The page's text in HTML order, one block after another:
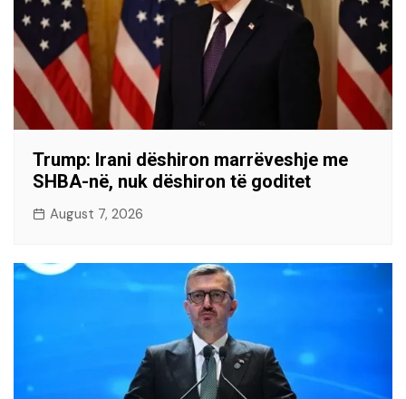
Trump: Irani dëshiron marrëveshje me
SHBA-në, nuk dëshiron të goditet
August 7, 2026